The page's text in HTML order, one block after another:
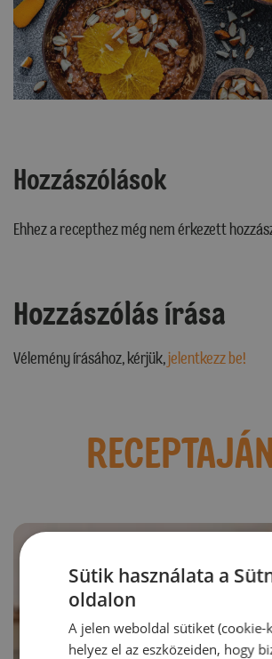
Hozzászólások
Ehhez a recepthez még nem érkezett
Hozzászólás írása
Vélemény írásához, kérjük,jelentkezz be!
Sütik használata a
oldalon
A jelen weboldal sütiket (cookie-
helyez el az eszközeiden, hogy